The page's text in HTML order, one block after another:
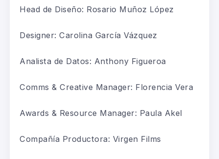
Head de Diseño: Rosario Muñoz López
Designer: Carolina García Vázquez
Analista de Datos: Anthony Figueroa
Comms & Creative Manager: Florencia Vera
Awards & Resource Manager: Paula Akel
Compañía Productora: Virgen Films